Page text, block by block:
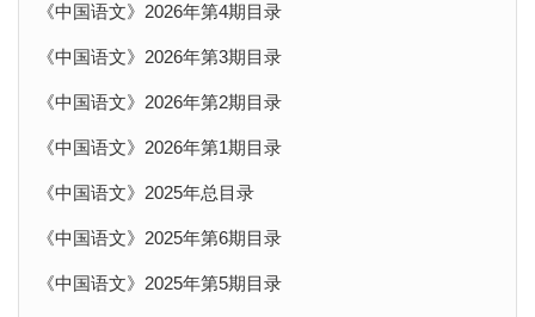
《中国语文》2026年第4期目录
《中国语文》2026年第3期目录
《中国语文》2026年第2期目录
《中国语文》2026年第1期目录
《中国语文》2025年总目录
《中国语文》2025年第6期目录
《中国语文》2025年第5期目录